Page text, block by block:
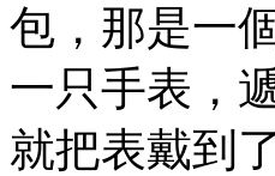
包，那是一
一只手表，
就把表戴到